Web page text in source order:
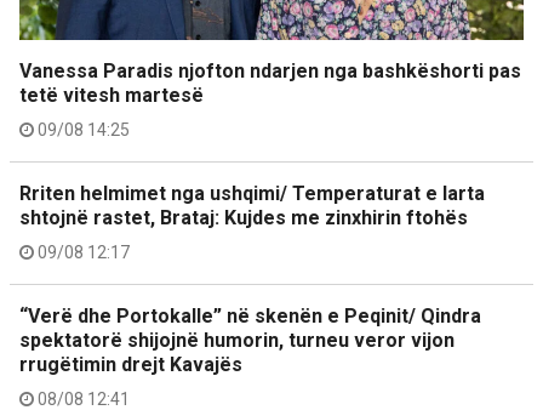
Vanessa Paradis njofton ndarjen nga bashkëshorti pas
tetë vitesh martesë
09/08 14:25
Rriten helmimet nga ushqimi/ Temperaturat e larta
shtojnë rastet, Brataj: Kujdes me zinxhirin ftohës
09/08 12:17
“Verë dhe Portokalle” në skenën e Peqinit/ Qindra
spektatorë shijojnë humorin, turneu veror vijon
rrugëtimin drejt Kavajës
08/08 12:41